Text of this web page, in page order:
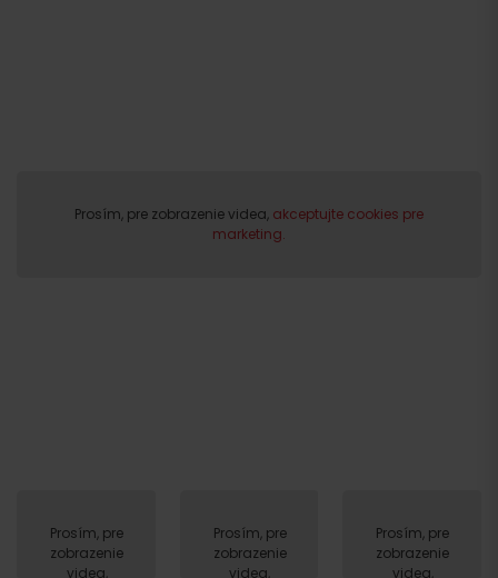
Prosím, pre zobrazenie videa, akceptujte cookies pre
marketing.
Prosím, pre
zobrazenie
videa,
Prosím, pre
zobrazenie
videa,
Prosím, pre
zobrazenie
videa,